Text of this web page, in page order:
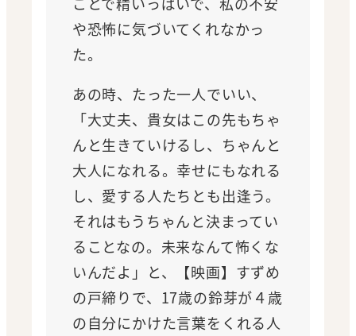
や恐怖に気づいてくれなかっ
た。
あの時、たった一人でいい、
「大丈夫、貴女はこの先もちゃ
んと生きていけるし、ちゃんと
大人になれる。幸せにもなれる
し、愛する人たちとも出逢う。
それはもうちゃんと決まってい
ることなの。未来なんて怖くな
いんだよ」と、【映画】すずめ
の戸締りで、17歳の鈴芽が４歳
の自分にかけた言葉をくれる人